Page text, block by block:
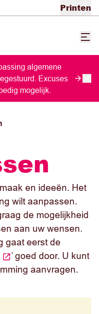
Printen
algemene
Excuses
mogelijk.
en ideeën. Het
wilt aanpassen.
de mogelijkheid
aan uw wensen.
gaat eerst de
’ goed door. U kunt
aanvragen.